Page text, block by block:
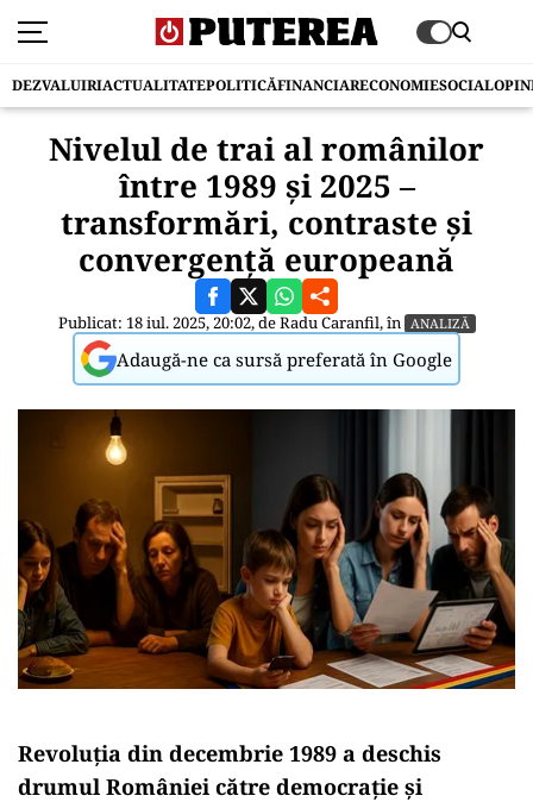
DEZVALUIRIACTUALITATEPOLITICĂFINANCIARECONOMIESOCIAL
Nivelul de trai al românilor
între 1989 și 2025 –
transformări, contraste și
convergență europeană
Publicat: 18 iul. 2025, 20:02, deRadu Caranfil, în ANALIZĂ
Adaugă-ne ca sursă preferată în Google
Revoluția din decembrie 1989 a deschis
drumul României către democrație și